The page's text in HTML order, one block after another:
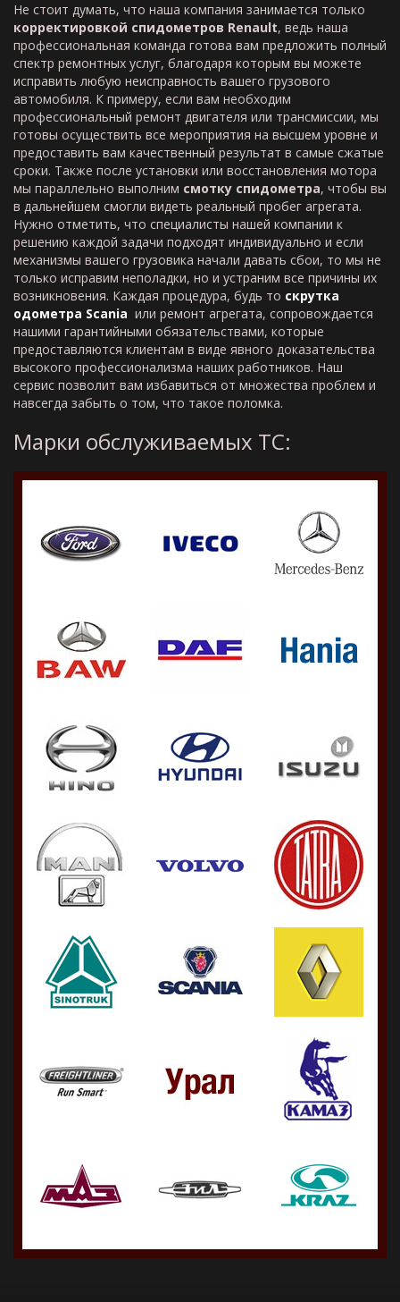
Не стоит думать, что наша компания занимается только
корректировкой спидометров Renault, ведь наша
профессиональная команда готова вам предложить полный
спектр ремонтных услуг, благодаря которым вы можете
исправить любую неисправность вашего грузового
автомобиля. К примеру, если вам необходим
профессиональный ремонт двигателя или трансмиссии, мы
готовы осуществить все мероприятия на высшем уровне и
предоставить вам качественный результат в самые сжатые
сроки. Также после установки или восстановления мотора
мы параллельно выполним смотку спидометра, чтобы вы
в дальнейшем смогли видеть реальный пробег агрегата.
Нужно отметить, что специалисты нашей компании к
решению каждой задачи подходят индивидуально и если
механизмы вашего грузовика начали давать сбои, то мы не
только исправим неполадки, но и устраним все причины их
возникновения. Каждая процедура, будь то скрутка
одометра Scania или ремонт агрегата, сопровождается
нашими гарантийными обязательствами, которые
предоставляются клиентам в виде явного доказательства
высокого профессионализма наших работников. Наш
сервис позволит вам избавиться от множества проблем и
навсегда забыть о том, что такое поломка.
Марки обслуживаемых ТС: